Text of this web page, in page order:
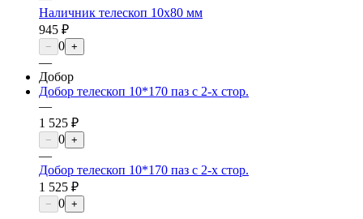
Наличник телескоп 10х80 мм
945 ₽
− 0 +
—
Добор
Добор телескоп 10*170 паз с 2-х стор.
—
1 525 ₽
− 0 +
—
Добор телескоп 10*170 паз с 2-х стор.
1 525 ₽
− 0 +